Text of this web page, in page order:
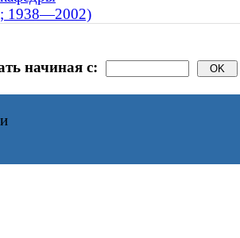
; 1938—2002)
начиная с: